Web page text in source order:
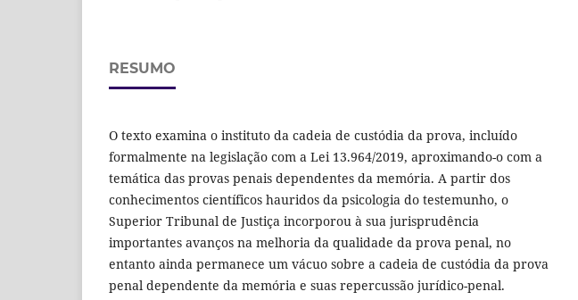
RESUMO
O texto examina o instituto da cadeia de custódia da prova, incluído
formalmente na legislação com a Lei 13.964/2019, aproximando-o com a
temática das provas penais dependentes da memória. A partir dos
conhecimentos científicos hauridos da psicologia do testemunho, o
Superior Tribunal de Justiça incorporou à sua jurisprudência
importantes avanços na melhoria da qualidade da prova penal, no
entanto ainda permanece um vácuo sobre a cadeia de custódia da prova
penal dependente da memória e suas repercussão jurídico-penal.